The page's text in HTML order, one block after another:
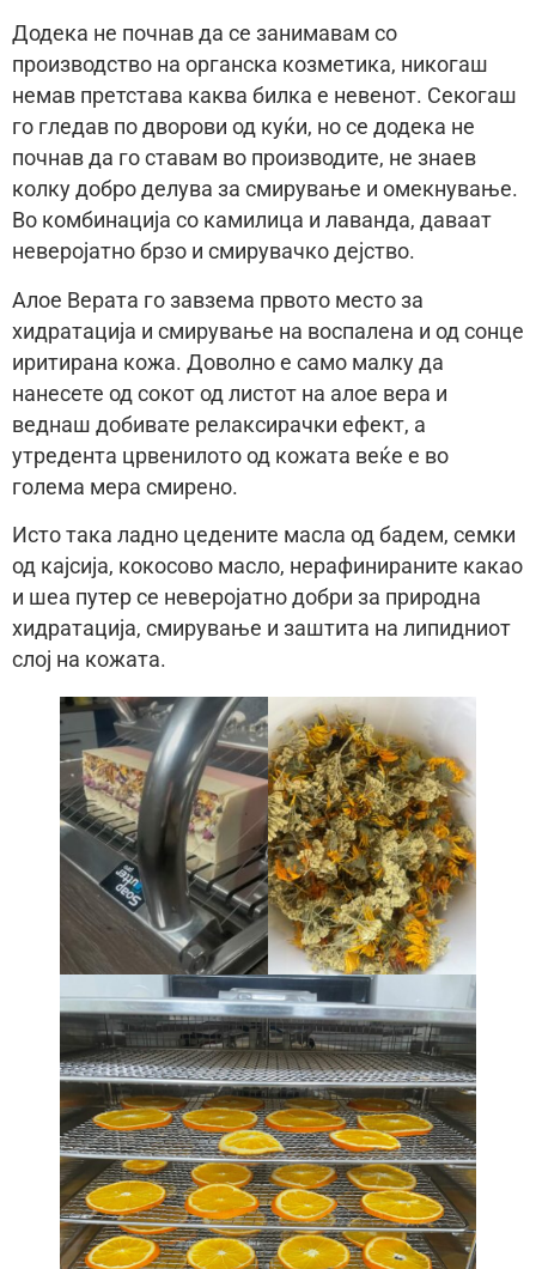
Додека не почнав да се занимавам со
производство на органска козметика, никогаш
немав претстава каква билка е невенот. Секогаш
го гледав по дворови од куќи, но се додека не
почнав да го ставам во производите, не знаев
колку добро делува за смирување и омекнување.
Во комбинација со камилица и лаванда, даваат
неверојатно брзо и смирувачко дејство.
Алое Верата го завзема првото место за
хидратација и смирување на воспалена и од сонце
иритирана кожа. Доволно е само малку да
нанесете од сокот од листот на алое вера и
веднаш добивате релаксирачки ефект, а
утредента црвенилото од кожата веќе е во
голема мера смирено.
Исто така ладно цедените масла од бадем, семки
од кајсија, кокосово масло, нерафинираните какао
и шеа путер се неверојатно добри за природна
хидратација, смирување и заштита на липидниот
слој на кожата.